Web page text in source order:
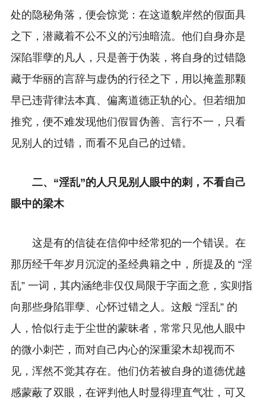
处的隐秘角落，便会惊觉：在这道貌岸然的假面具
之下，潜藏着不公不义的污浊暗流。他们自身亦是
深陷罪孽的凡人，只是善于伪装，将自身的过错隐
藏于华丽的言辞与虚伪的行径之下，用以掩盖那颗
早已违背律法本真、偏离道德正轨的心。但若细加
推究，便不难发现他们假冒伪善、言行不一，只看
见别人的过错，而看不见自己的过错。
二、“淫乱”的人只见别人眼中的刺，不看自己
眼中的梁木
这是有的信徒在信仰中经常犯的一个错误。在
那历经千年岁月沉淀的圣经典籍之中，所提及的 “淫
乱” 一词，其内涵绝非仅仅局限于字面之意，实则指
向那些身陷罪孽、心怀过错之人。这般 “淫乱” 的
人，恰似行走于尘世的蒙昧者，常常只见他人眼中
的微小刺芒，而对自己内心的深重梁木却视而不
见，浑然不觉其存在。他们仿若被自身的道德优越
感蒙蔽了双眼，在评判他人时显得理直气壮，可又